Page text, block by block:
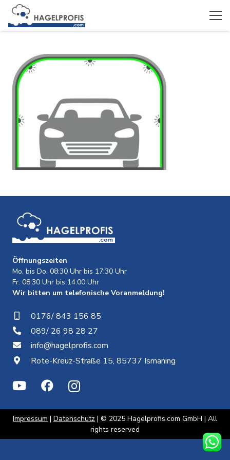
Öffnungszeiten
Mo. bis Do. 08:30 Uhr bis 17:30 Uhr
Fr. 08:30 Uhr bis 14:00 Uhr
Wir bitten um telefonische Voranmeldung!
0176/ 843 156 85
089/ 26 98 28 27
info@hagelprofis.com
Rote-Kreuz-Straße 15, 85737 Ismaning
Impressum | Datenschutz | © 2025 Hagelprofis.com GmbH | All
rights reserved